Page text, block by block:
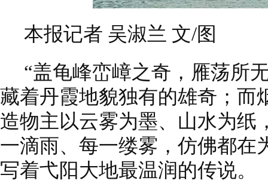
本报记者 吴淑兰 文/图
“盖龟峰峦嶂之奇，雁荡所
藏着丹霞地貌独有的雄奇；而
造物主以云雾为墨、山水为纸
一滴雨、每一缕雾，仿佛都在
写着弋阳大地最温润的传说。